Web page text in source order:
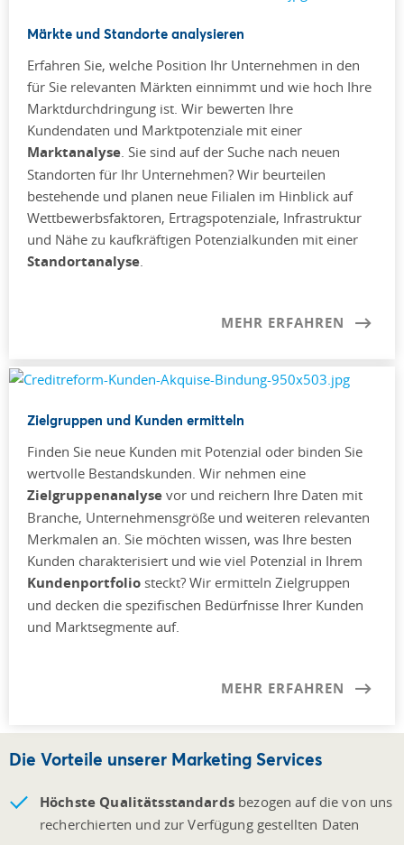
Märkte und Standorte analysieren
Erfahren Sie, welche Position Ihr Unternehmen in den
für Sie relevanten Märkten einnimmt und wie hoch Ihre
Marktdurchdringung ist. Wir bewerten Ihre
Kundendaten und Marktpotenziale mit einer
Marktanalyse . Sie sind auf der Suche nach neuen
Standorten für Ihr Unternehmen? Wir beurteilen
bestehende und planen neue Filialen im Hinblick auf
Wettbewerbsfaktoren, Ertragspotenziale, Infrastruktur
und Nähe zu kaufkräftigen Potenzialkunden mit einer
Standortanalyse
MEHR ERFAHREN
Zielgruppen und Kunden ermitteln
Finden Sie neue Kunden mit Potenzial oder binden Sie
wertvolle Bestandskunden. Wir nehmen eine
Zielgruppenanalyse vor und reichern Ihre Daten mit
Branche, Unternehmensgröße und weiteren relevanten
Merkmalen an. Sie möchten wissen, was Ihre besten
Kunden charakterisiert und wie viel Potenzial in Ihrem
Kundenportfolio steckt? Wir ermitteln Zielgruppen
und decken die spezifischen Bedürfnisse Ihrer Kunden
und Marktsegmente auf.
MEHR ERFAHREN
Die Vorteile unserer Marketing Services
Höchste Qualitätsstandardsbezogen auf die von uns
recherchierten und zur Verfügung gestellten Daten